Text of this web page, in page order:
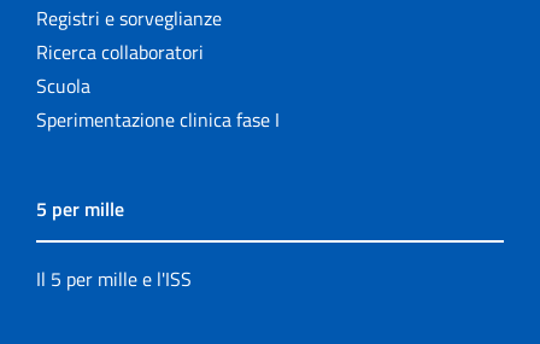
Registri e sorveglianze
Ricerca collaboratori
Scuola
Sperimentazione clinica fase I
5 per mille
Il 5 per mille e l'ISS